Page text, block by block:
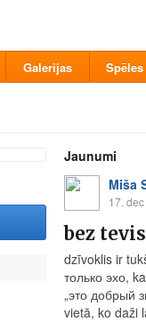
Galerijas Spēles
Jaunumi
Miša
17.
bez tevis
dzīvoklis ir
только эхо,
„это добрый
vietā, ko daži